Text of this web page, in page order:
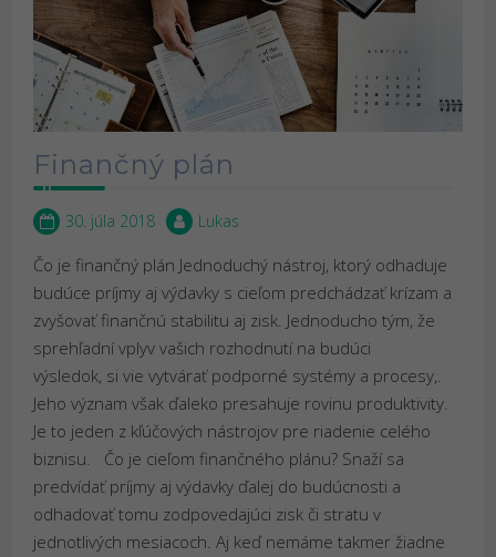
Finančný plán
30. júla 2018 Lukas
Čo je finančný plán Jednoduchý nástroj, ktorý odhaduje
budúce príjmy aj výdavky s cieľom predchádzať krízam a
zvyšovať finančnú stabilitu aj zisk. Jednoducho tým, že
sprehľadní vplyv vašich rozhodnutí na budúci
výsledok, si vie vytvárať podporné systémy a procesy,.
Jeho význam však ďaleko presahuje rovinu produktivity.
Je to jeden z kľúčových nástrojov pre riadenie celého
biznisu. Čo je cieľom finančného plánu? Snaží sa
predvídať príjmy aj výdavky ďalej do budúcnosti a
odhadovať tomu zodpovedajúci zisk či stratu v
jednotlivých mesiacoch. Aj keď nemáme takmer žiadne